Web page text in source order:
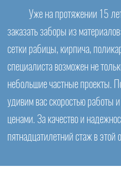
Уже на протяжении 15
заказать заборы из
сетки рабицы, кирпича,
специалиста возможен не
небольшие частные проекты.
удивим вас скоростью работы
ценами. За качество и
пятнадцатилетний стаж в этой